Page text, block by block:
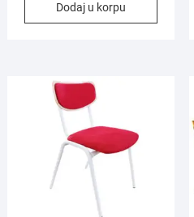
Dodaj u korpu